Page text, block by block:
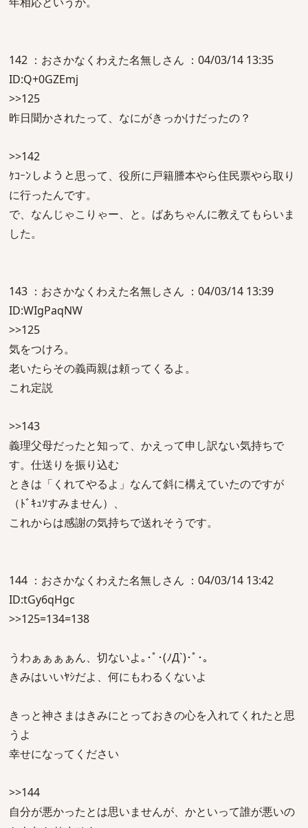
142 ：おさかなくわえた名無しさん ：04/03/14 13:35
ID:Q+0GZEmj
>>125
昨日聞かされたって、なにがきっかけだったの？
>>142
ｹｺｰﾝしようと思って、役所に戸籍謄本やら住民票やら取り
に行ったんです。
で、なんじゃこりゃー、と。ばあちゃんに教えてもらいま
した。
143 ：おさかなくわえた名無しさん ：04/03/14 13:39
ID:WIgPaqNW
>>125
気をつけろ。
老いたらその義両親は頼ってくるよ。
これ定説
>>143
義理父母だったと知って、かえって申し訳ない気持ちで
す。仕送りを振り込む
ときは「くれてやるよ」なんて斜に構えていたのですが
（ﾄﾞｷｭｿすみません）、
これからは感謝の気持ちで送れそうです。
144 ：おさかなくわえた名無しさん ：04/03/14 13:42
ID:tGy6qHgc
>>125=134=138
うわぁぁぁぁん、切ないよ｡･ﾟ･(ﾉД`)･ﾟ･｡
きみはいいﾔｼだよ、何にもわるくないよ
きっと神さまはきみにとっておきの心を入れてくれたと思
うよ
幸せになってください
>>144
自分が悪かったとは思いませんが、かといって誰が悪いの